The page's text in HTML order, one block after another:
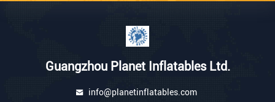
Guangzhou Planet Inflatables Ltd.
info@planetinflatables.com